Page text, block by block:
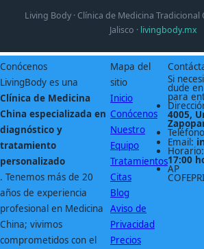
Living Body · Clínica de Medicina Tradicional
Jalisco · livingbody.mx
Conócenos
LivingBody es una
Clínica de Medicina
China especializada en
diagnóstico y
tratamiento
personalizado
. Tenemos más de 20
años de experiencia
profesional en Medicina
China; vivimos
comprometidos con el
Mapa del
sitio
Inicio
Conócenos
Nuestro
Equipo
Tratamientos
Citas
Blog
Aviso de
Privacidad
Precios
Si
dude
para
4005,
Email:
Horario:
17:00
AP